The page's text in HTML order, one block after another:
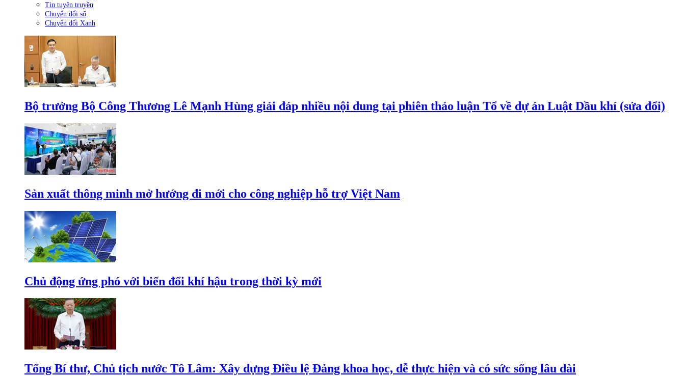
Tin tuyên truyền
Chuyển đổi số
Chuyển đổi Xanh
Bộ trưởng Bộ Công Thương Lê Mạnh Hùng giải đáp nhiều nội dung tại phiên thảo luận Tổ về dự án Luật Dầu khí (sửa đổi)
Sản xuất thông minh mở hướng đi mới cho công nghiệp hỗ trợ Việt Nam
Chủ động ứng phó với biến đổi khí hậu trong thời kỳ mới
Tổng Bí thư, Chủ tịch nước Tô Lâm: Xây dựng Điều lệ Đảng khoa học, dễ thực hiện và có sức sống lâu dài